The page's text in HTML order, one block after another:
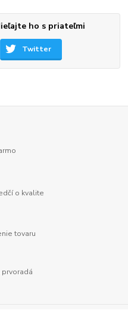
ho s priateľmi
Twitter
o kvalite
tovaru